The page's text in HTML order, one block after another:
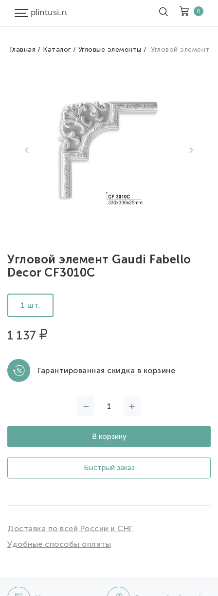
Скидка
Итого к оплате
0
Главная Каталог Угловые элементы Угловой элемент
Угловой элемент Gaudi Fabello
Decor CF3010C
1 шт.
1 137
Гарантированная скидка в корзине
В корзину
Быстрый заказ
Доставка по всей России и СНГ
Удобные способы оплаты